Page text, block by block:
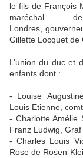
le fils de François
maréchal
Londres,
Gillette Locquet de
L’union du duc et
enfants dont :
- Louise
Louis Etienne,
- Charlotte Amélie
Franz Ludwig,
- Charles Louis
Rose de Rosen-